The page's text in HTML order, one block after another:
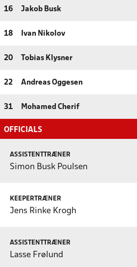
16 Jakob Busk
18 Ivan Nikolov
20 Tobias Klysner
22 Andreas Oggesen
31 Mohamed Cherif
OFFICIALS
ASSISTENTTRÆNER
Simon Busk Poulsen
KEEPERTRÆNER
Jens Rinke Krogh
ASSISTENTTRÆNER
Lasse Frølund